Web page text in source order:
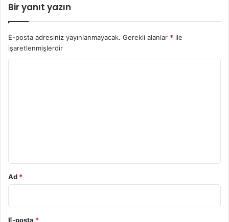
Bir yanıt yazın
E-posta adresiniz yayınlanmayacak. Gerekli alanlar * ile
işaretlenmişlerdir
Ad *
E-posta *